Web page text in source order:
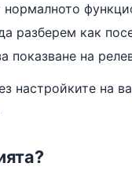
нормалното
разберем как
показване на
настройките на